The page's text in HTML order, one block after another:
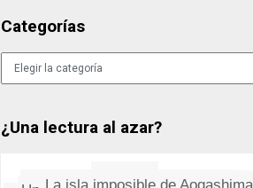
Categorías
Categorías
¿Una lectura al azar?
La muerte es el misterio de la...
La isla imposible de Aogashima